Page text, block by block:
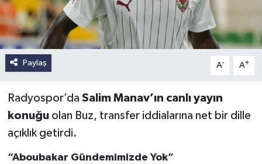
Paylaş A- A+
Radyospor’da Salim Manav’ın canlı yayın
konuğuolan Buz, transfer iddialarına net bir dille
açıklık getirdi.
“Aboubakar Gündemimizde Yok”